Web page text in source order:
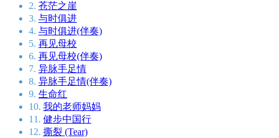
2. 苍茫之崖
3. 与时俱进
4. 与时俱进(伴奏)
5. 再见母校
6. 再见母校(伴奏)
7. 异脉手足情
8. 异脉手足情(伴奏)
9. 生命红
10. 我的老师妈妈
11. 健步中国行
12. 撕裂 (Tear)